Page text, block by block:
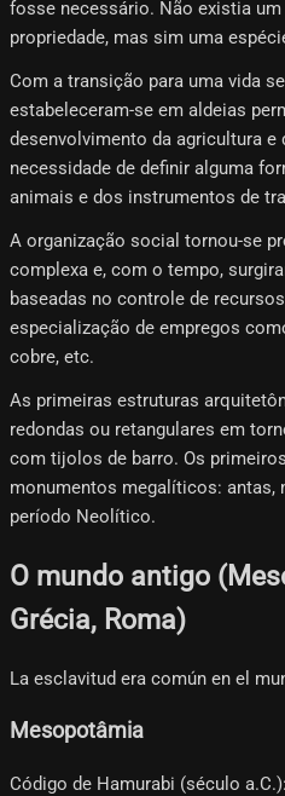
fosse necessário. Não existia
propriedade, mas sim uma
Com a transição para uma vida
estabeleceram-se em aldeias
desenvolvimento da agricultura e
necessidade de definir alguma
animais e dos instrumentos de
A organização social tornou-se
complexa e, com o tempo,
baseadas no controle de
especialização de empregos
cobre, etc.
As primeiras estruturas
redondas ou retangulares em
com tijolos de barro. Os
monumentos megalíticos: antas,
período Neolítico.
O mundo antigo
Grécia, Roma)
La esclavitud era común en el
Mesopotâmia
Código de Hamurabi (século